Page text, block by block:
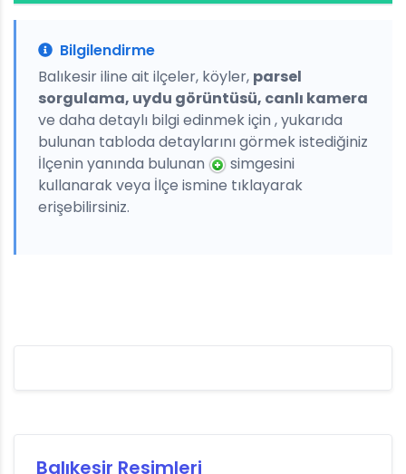
Bilgilendirme
Balıkesir iline ait ilçeler, köyler, parsel
sorgulama, uydu görüntüsü, canlı kamera
ve daha detaylı bilgi edinmek için , yukarıda
bulunan tabloda detaylarını görmek istediğiniz
İlçenin yanında bulunan
simgesini
kullanarak veya İlçe ismine tıklayarak
erişebilirsiniz.
Balıkesir Resimleri